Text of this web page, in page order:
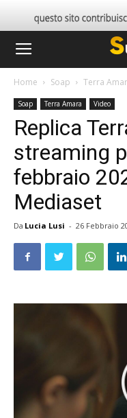
Home Soap Terra
Soap Terra Amara Video
Replica
streaming
febbraio
Mediaset
Da Lucia Lusi - 26 Febbraio